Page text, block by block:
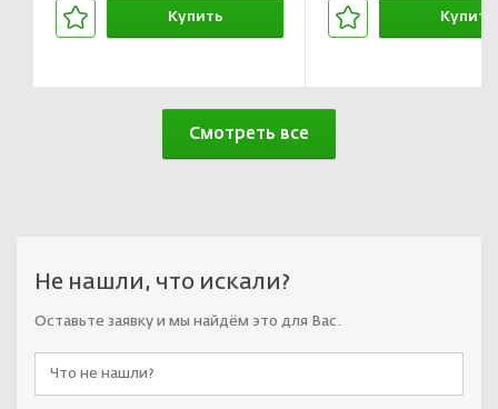
Купить Купить
Смотреть все
Не нашли, что искали?
Оставьте заявку и мы найдём это для Вас.